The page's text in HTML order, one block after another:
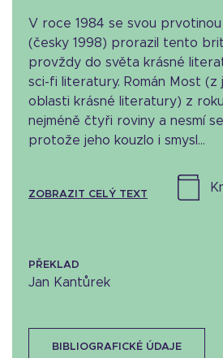
V roce 1984 se svou
(česky 1998) prorazil tento
provždy do světa krásné
sci-fi literatury. Román Most
oblasti krásné literatury) z
nejméně čtyři roviny a nesmí
protože jeho kouzlo i smysl...
ZOBRAZIT CELÝ TEXT
PŘEKLAD
Jan Kantůrek
BIBLIOGRAFICKÉ ÚDAJE